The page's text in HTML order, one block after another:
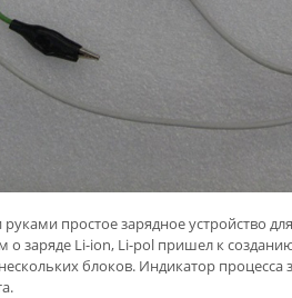
простое зарядное устройство
о заряде Li-ion, Li-pol пришел к
блоков. Индикатор процесса